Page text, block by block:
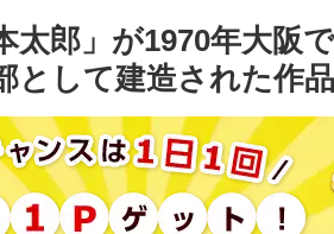
太郎」が1970年大阪
として建造された作